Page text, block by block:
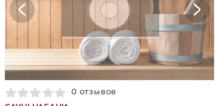
0 отзывов